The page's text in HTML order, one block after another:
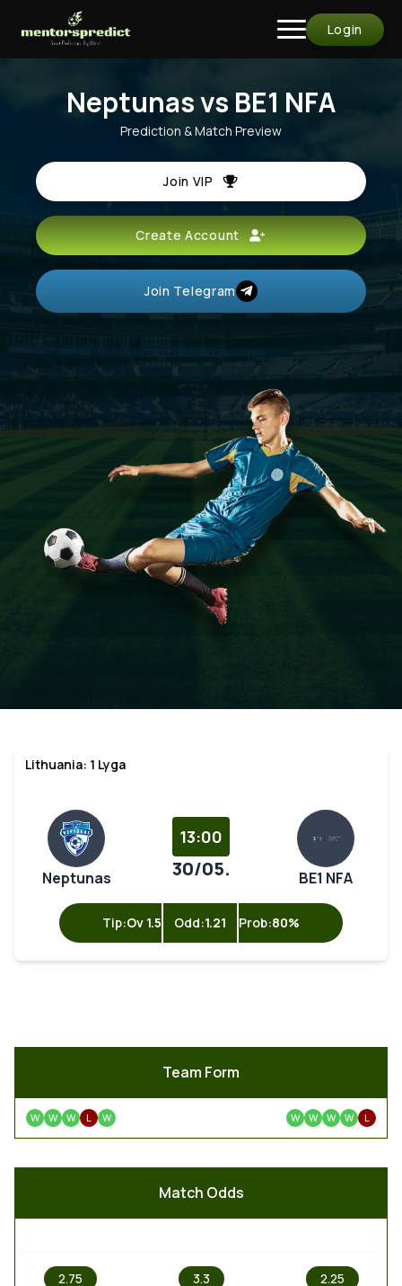
Login
Neptunas vs BE1 NFA
Prediction & Match Preview
Join VIP
Create Account
Join Telegram
Lithuania: 1 Lyga
Neptunas
13:00
30/05. BE1 NFA
Tip:Ov 1.5 Odd:1.21 Prob:80%
Team Form
W W W L W W W W W L
Match Odds
2.75 3.3 2.25